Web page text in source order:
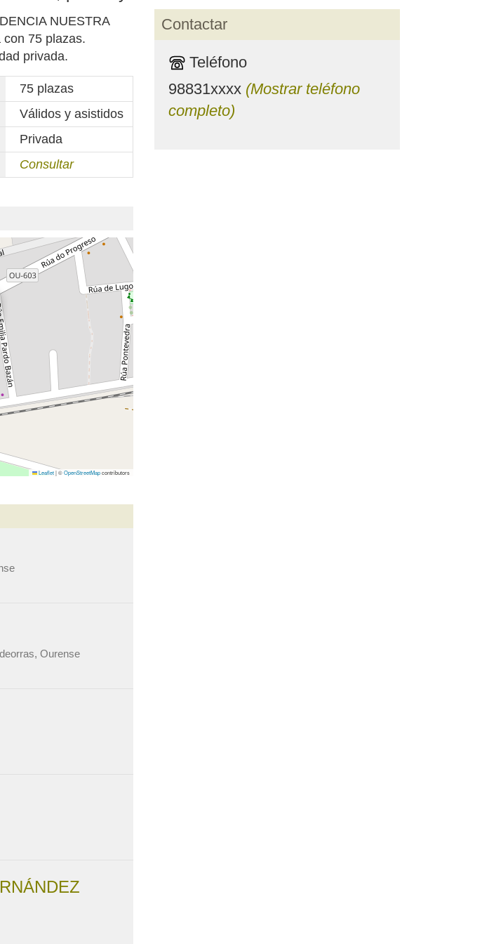
NUESTRA
75 plazas.
privada.
75 plazas
Válidos y asistidos
Privada
Consultar
Leaflet|©OpenStreetMapcontributors
Ourense
Contactar
Teléfono
98831xxxx (Mostrar teléfono
completo)